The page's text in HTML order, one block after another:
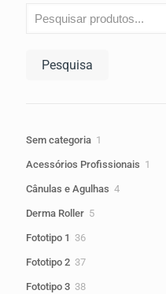
Pesquisa
Sem categoria 1
Acessórios Profissionais 1
Cânulas e Agulhas 44
Derma Roller 55
Fototipo 1 3636
Fototipo 2 3737
Fototipo 3 3838